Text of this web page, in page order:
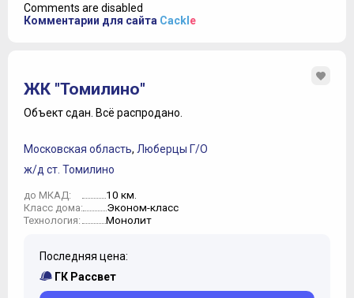
Comments are disabled
Комментарии для сайта Cackl e
ЖК "Томилино"
Объект сдан. Всё распродано.
Московская область, Люберцы Г/О
ж/д ст. Томилино
до МКАД: 10 км.
Класс дома: Эконом-класс
Технология: Монолит
Последняя цена:
ГК Рассвет